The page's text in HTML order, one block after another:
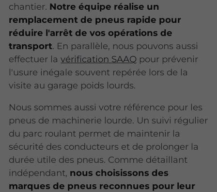
chantier. Notre équipe réalise un
remplacement de pneus rapide pour
réduire l'arrêt de vos opérations de
transport. En parallèle, nous pouvons aussi
effectuer lavérification SAAQ pour prévenir
l'usure inégale souvent repérée lors de la
visite au garage poids lourds.
Nous sommes aussi votre référence pour les
pneus de machinerie lourde. Un suivi régulier
du parc roulant permet de maintenir la
sécurité des conducteurs et de prolonger la
durée utile des pneus. Comme détaillant
indépendant, nous choisissons des
marques de pneus reconnues pour leur